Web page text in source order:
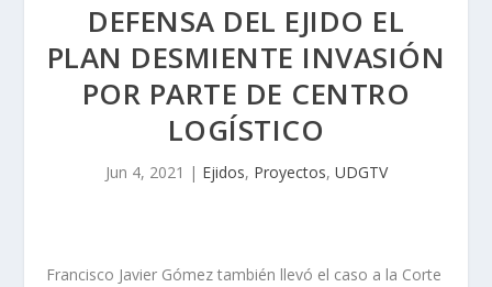
DEFENSA DEL EJIDO EL
PLAN DESMIENTE INVASIÓN
POR PARTE DE CENTRO
LOGÍSTICO
Jun 4, 2021 | Ejidos, Proyectos, UDGTV
Francisco Javier Gómez también llevó el caso a la Corte